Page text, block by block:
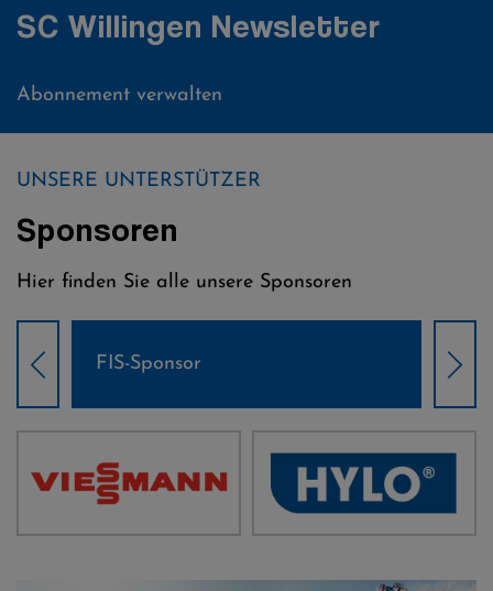
SC Willingen Newsletter
Abonnement verwalten
UNSERE UNTERSTÜTZER
Sponsoren
Hier finden Sie alle unsere Sponsoren
Weltcup-Sponsoren Damen